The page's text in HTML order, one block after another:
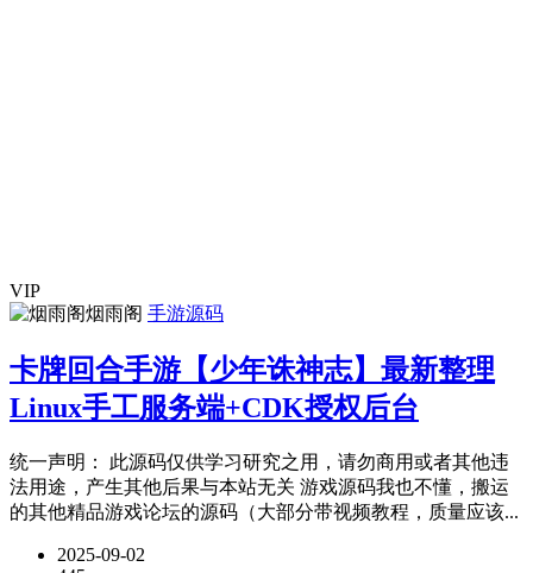
VIP
烟雨阁 手游源码
卡牌回合手游【少年诛神志】最新整理
Linux手工服务端+CDK授权后台
统一声明： 此源码仅供学习研究之用，请勿商用或者其他违
法用途，产生其他后果与本站无关 游戏源码我也不懂，搬运
的其他精品游戏论坛的源码（大部分带视频教程，质量应该...
2025-09-02